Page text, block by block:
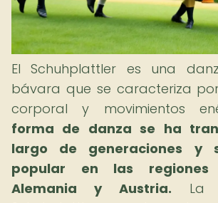
El Schuhplattler es una
bávara que se caracteriza
corporal y movimientos
forma de danza se ha
largo de generaciones y
popular en las
Alemania y Austria. La